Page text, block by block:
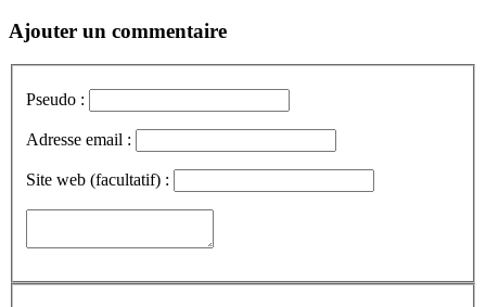
Ajouter un commentaire
Pseudo :
Adresse email :
Site web (facultatif) :